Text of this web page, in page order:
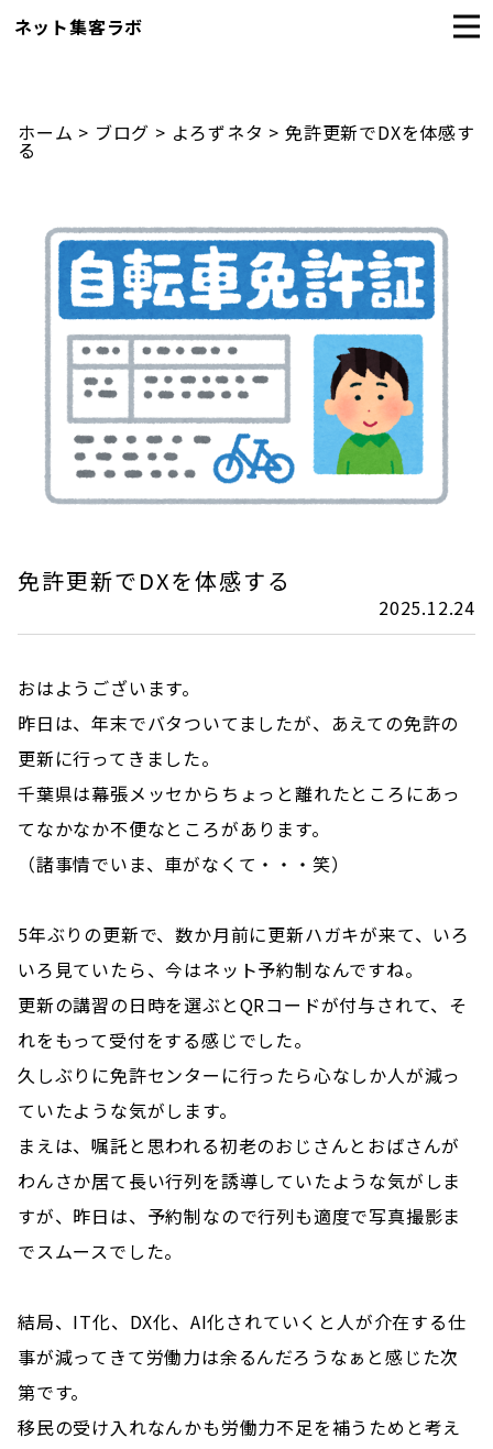
ネット集客ラボ
ホーム > ブログ > よろずネタ >免許更新でDXを体感す
る
免許更新でDXを体感する
2025.12.24
おはようございます。
昨日は、年末でバタついてましたが、あえての免許の
更新に行ってきました。
千葉県は幕張メッセからちょっと離れたところにあっ
てなかなか不便なところがあります。
（諸事情でいま、車がなくて・・・笑）
5年ぶりの更新で、数か月前に更新ハガキが来て、いろ
いろ見ていたら、今はネット予約制なんですね。
更新の講習の日時を選ぶとQRコードが付与されて、そ
れをもって受付をする感じでした。
久しぶりに免許センターに行ったら心なしか人が減っ
ていたような気がします。
まえは、嘱託と思われる初老のおじさんとおばさんが
わんさか居て長い行列を誘導していたような気がしま
すが、昨日は、予約制なので行列も適度で写真撮影ま
でスムースでした。
結局、IT化、DX化、AI化されていくと人が介在する仕
事が減ってきて労働力は余るんだろうなぁと感じた次
第です。
移民の受け入れなんかも労働力不足を補うためと考え